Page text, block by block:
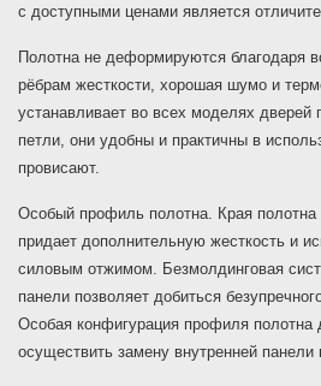
с доступными ценами является
Полотна не деформируются благодаря
рёбрам жесткости, хорошая шумо и
устанавливает во всех моделях дверей
петли, они удобны и практичны в
провисают.
Особый профиль полотна. Края полотна
придает дополнительную жесткость и
силовым отжимом. Безмолдинговая
панели позволяет добиться
Особая конфигурация профиля полотна
осуществить замену внутренней панели